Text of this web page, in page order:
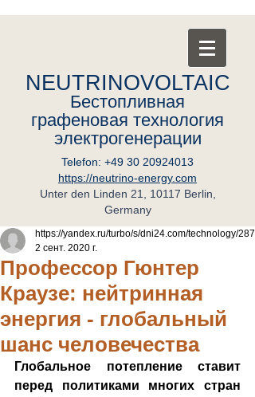
NEUTRINOVOLTAIC
Бестопливная
графеновая технология
электрогенерации
Telefon: +49 30 20924013
https://neutrino-energy.com
Unter den Linden 21, 10117 Berlin,
Germany
Профессор Гюнтер
Краузе: нейтринная
энергия - глобальный
шанс человечества
https://yandex.ru/turbo/s/dni24.com/technology/287
2 сент. 2020 г.
Глобальное потепление ставит
перед политиками многих стран